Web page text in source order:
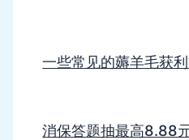
一些常见的薅羊毛获
消保答题抽最高8.88